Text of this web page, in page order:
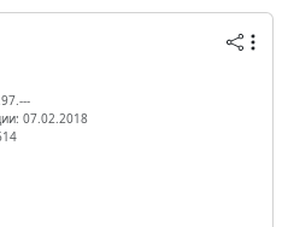
07.02.2018